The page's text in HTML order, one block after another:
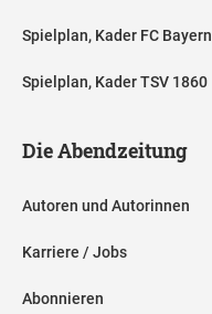
Spielplan, Kader FC Bayern
Spielplan, Kader TSV 1860
Die Abendzeitung
Autoren und Autorinnen
Karriere / Jobs
Abonnieren